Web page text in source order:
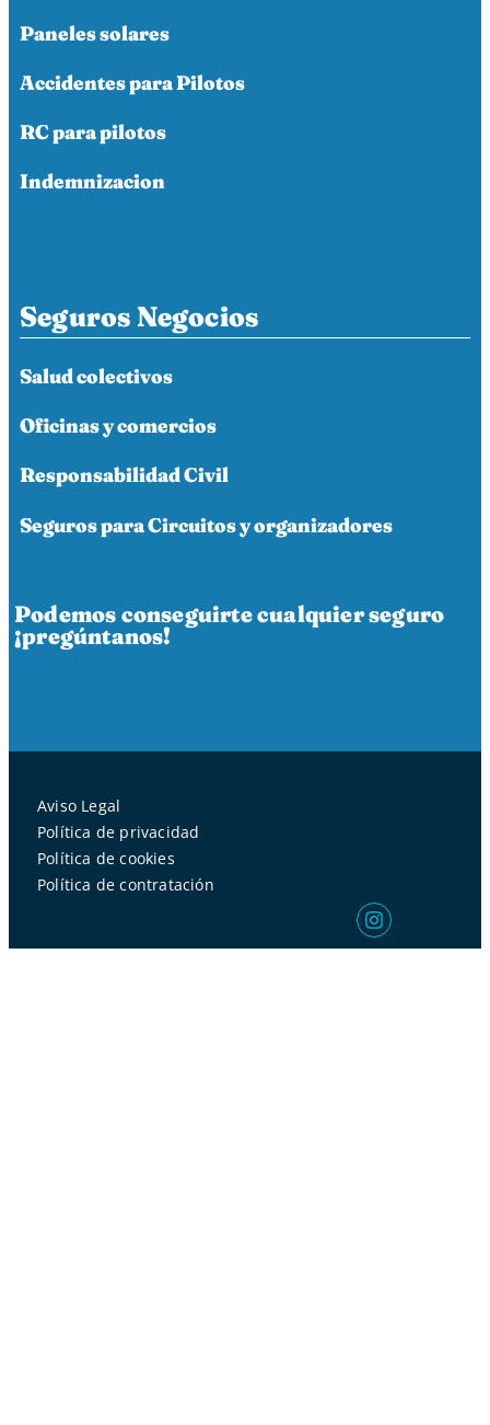
Paneles solares
Accidentes para Pilotos
RC para pilotos
Indemnizacion
Seguros Negocios
Salud colectivos
Oficinas y comercios
Responsabilidad Civil
Seguros para Circuitos y organizadores
Podemos conseguirte cualquier seguro
¡pregúntanos!
Aviso Legal
Política de privacidad
Política de cookies
Política de contratación